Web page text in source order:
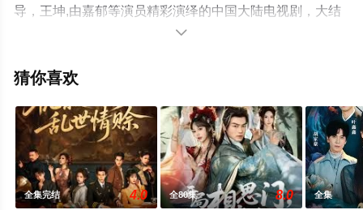
导，王坤,由嘉郁等演员精彩演绎的中国大陆电视剧，大结
局剧情已揭晓（1-1全集），手机免费观看高清未删减完整
电视剧、电视猫或剧情网等平台了解。

猜你喜欢
全集完结 4.0 全80集 8.0 全集